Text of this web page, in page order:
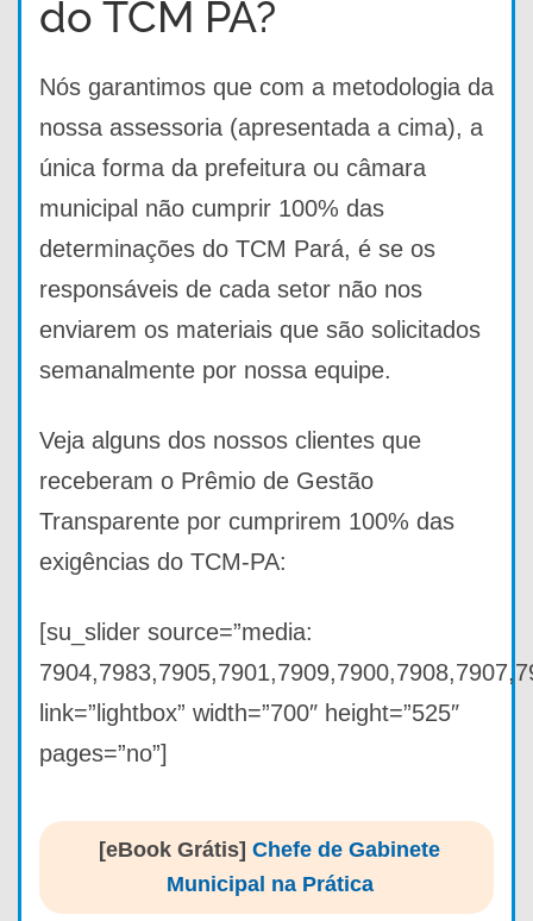
do TCM PA?
Nós garantimos que com a metodologia da
nossa assessoria (apresentada a cima), a
única forma da prefeitura ou câmara
municipal não cumprir 100% das
determinações do TCM Pará, é se os
responsáveis de cada setor não nos
enviarem os materiais que são solicitados
semanalmente por nossa equipe.
Veja alguns dos nossos clientes que
receberam o Prêmio de Gestão
Transparente por cumprirem 100% das
exigências do TCM-PA:
[su_slider source=”media:
link=”lightbox” width=”700″ height=”525″
pages=”no”]
[eBook Grátis] Chefe de Gabinete
Municipal na Prática